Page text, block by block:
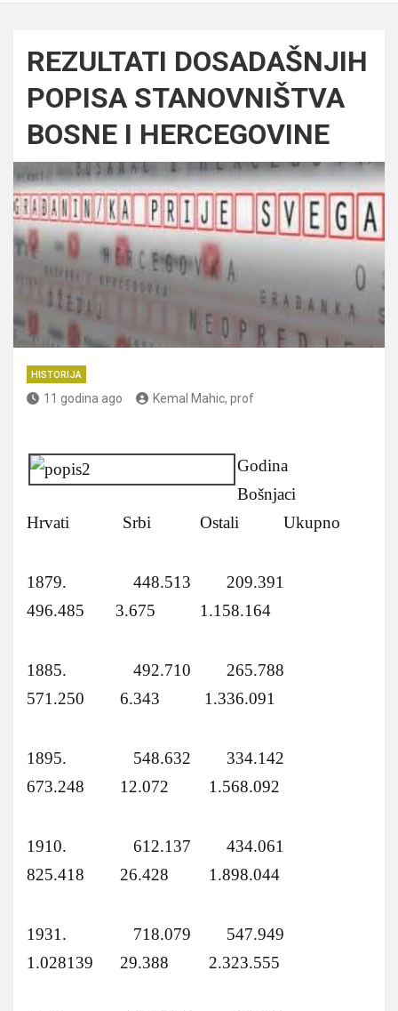
REZULTATI DOSADAŠNJIH
POPISA STANOVNIŠTVA
BOSNE I HERCEGOVINE
HISTORIJA
11 godina ago Kemal Mahic, prof
Godina
Bošnjaci
Hrvati Srbi Ostali Ukupno
1879. 448.513 209.391
496.485 3.675 1.158.164
1885. 492.710 265.788
571.250 6.343 1.336.091
1895. 548.632 334.142
673.248 12.072 1.568.092
1910. 612.137 434.061
825.418 26.428 1.898.044
1931. 718.079 547.949
1.028139 29.388 2.323.555